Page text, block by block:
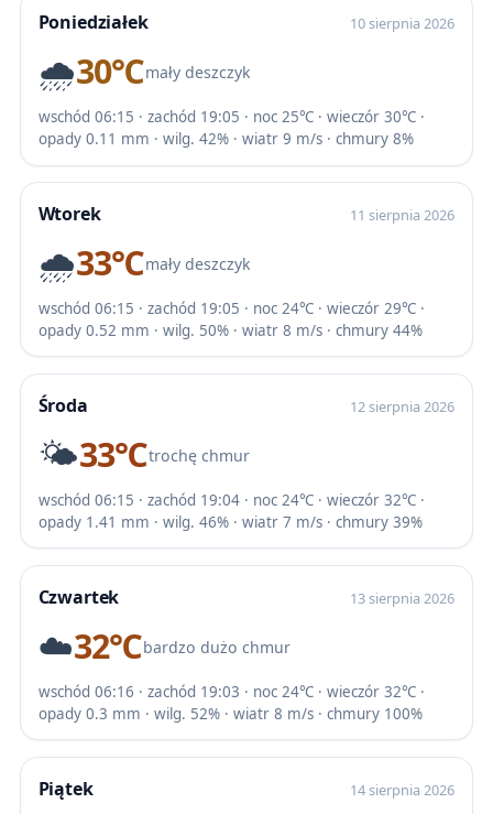
Poniedziałek 10 sierpnia 2026
🌧️30℃mały deszczyk
wschód 06:15 · zachód 19:05 · noc 25℃ · wieczór 30℃ ·
opady 0.11 mm · wilg. 42% · wiatr 9 m/s · chmury 8%
Wtorek 11 sierpnia 2026
🌧️33℃mały deszczyk
wschód 06:15 · zachód 19:05 · noc 24℃ · wieczór 29℃ ·
opady 0.52 mm · wilg. 50% · wiatr 8 m/s · chmury 44%
Środa 12 sierpnia 2026
🌤️33℃trochę chmur
wschód 06:15 · zachód 19:04 · noc 24℃ · wieczór 32℃ ·
opady 1.41 mm · wilg. 46% · wiatr 7 m/s · chmury 39%
Czwartek 13 sierpnia 2026
☁️32℃bardzo dużo chmur
wschód 06:16 · zachód 19:03 · noc 24℃ · wieczór 32℃ ·
opady 0.3 mm · wilg. 52% · wiatr 8 m/s · chmury 100%
Piątek 14 sierpnia 2026